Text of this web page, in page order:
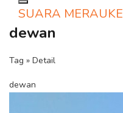
Toggle navigation
SUARA MERAUKE
dewan
Tag » Detail
dewan